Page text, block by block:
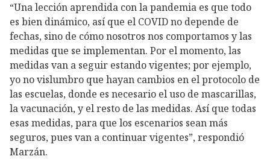
“Una lección aprendida con la pandemia es que todo
es bien dinámico, así que el COVID no depende de
fechas, sino de cómo nosotros nos comportamos y las
medidas que se implementan. Por el momento, las
medidas van a seguir estando vigentes; por ejemplo,
yo no vislumbro que hayan cambios en el protocolo de
las escuelas, donde es necesario el uso de mascarillas,
la vacunación, y el resto de las medidas. Así que todas
esas medidas, para que los escenarios sean más
seguros, pues van a continuar vigentes”, respondió
Marzán.